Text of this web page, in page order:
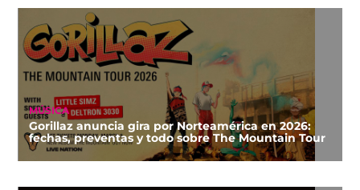
MÚSICA
Gorillaz anuncia gira por Norteamérica en 2026:
fechas, preventas y todo sobre The Mountain Tour